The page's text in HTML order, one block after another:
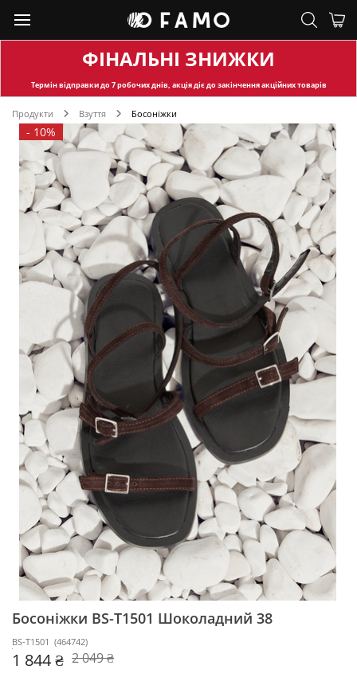
ФІНАЛЬНІ ЗНИЖКИ
Термін відправкидо 7 робочих днів, акція діє до закінчення акційних товарів
Продукти Взуття Босоніжки
- 10%
Босоніжки BS-T1501 Шоколадний 38
BS-T1501 (464742)
1 844 ₴ 2 049 ₴